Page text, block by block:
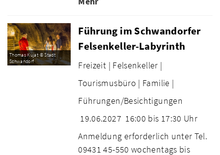
Thomas Kujat © Stadt
Schwandorf
Führung im Schwandorfer
Felsenkeller-Labyrinth
Freizeit | Felsenkeller |
Tourismusbüro | Familie |
Führungen/Besichtigungen
19.06.2027 16:00 bis 17:30 Uhr
Anmeldung erforderlich unter Tel.
09431 45-550 wochentags bis